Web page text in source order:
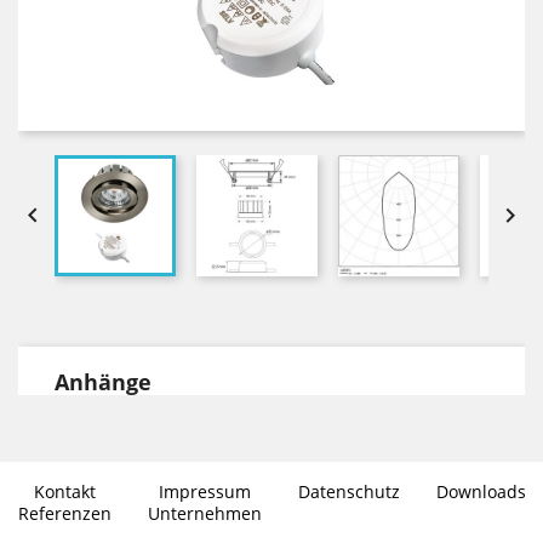
 
Anhänge
Photometrische Daten im .ies
Dateiformat
Kontakt Impressum Datenschutz
Downloads
Referenzen
Unternehmen